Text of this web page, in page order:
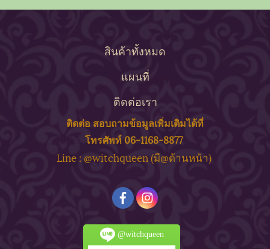
สินค้าทั้งหมด
แผนที่
ติดต่อเรา
ติดต่อ สอบถามข้อมูลเพิ่มเติมได้ที่
โทรศัพท์ 06-1168-8877
Line : @witchqueen (มี@ด้านหน้า)
@witchqueen